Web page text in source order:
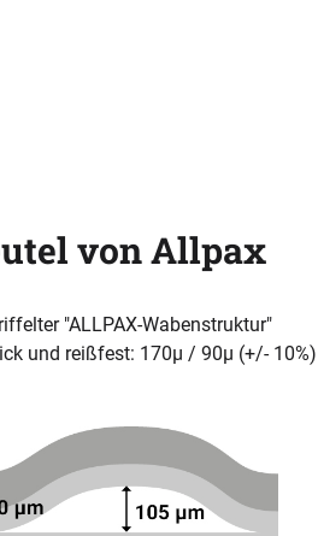
von Allpax
"ALLPAX-Wabenstruktur"
und reißfest: 170µ / 90µ (+/- 10%)